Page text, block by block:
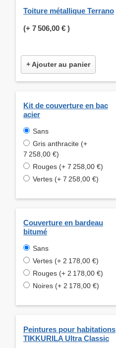
Toiture métallique Terrano
(+ 7 506,00 € )
+ Ajouter au panier
Kit de couverture en bac
acier
Sans
Gris anthracite (+
7 258,00 €)
Rouges (+ 7 258,00 €)
Vertes (+ 7 258,00 €)
Couverture en bardeau
bitumé
Sans
Vertes (+ 2 178,00 €)
Rouges (+ 2 178,00 €)
Noires (+ 2 178,00 €)
Peintures pour habitations
TIKKURILA Ultra Classic